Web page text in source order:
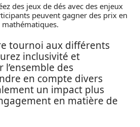
des jeux de dés avec des enjeux
peuvent gagner des prix en
tournoi aux différents
inclusivité et
des
en compte divers
un impact plus
en matière de